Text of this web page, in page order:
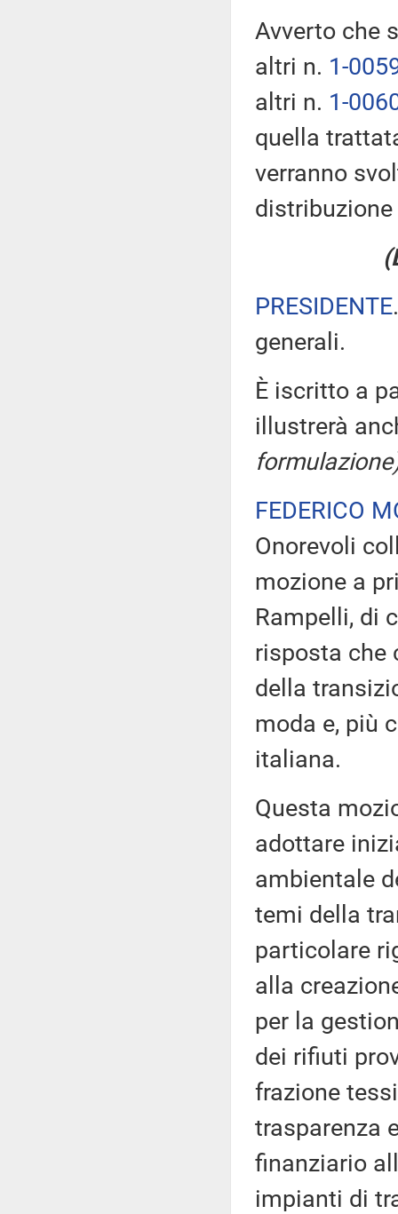
Avverto che
altri n. 1-
altri n. 1-
quella
verranno
distribuzione
PRESIDENTE
generali.
È iscritto a
illustrerà
FEDERICO
Onorevoli
mozione a
Rampelli, di
risposta che
della
moda e, più
italiana.
Questa
adottare
ambientale
temi della
particolare
alla
per la
dei rifiuti
frazione
trasparenza
finanziario
impianti di